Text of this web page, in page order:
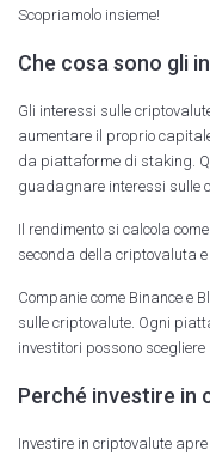
Scopriamolo insieme!
Che cosa sono gli
Gli interessi sulle
aumentare il proprio
da piattaforme di staking.
guadagnare interessi sulle
Il rendimento si calcola
seconda della criptovaluta
Companie come Binance e
sulle criptovalute. Ogni
investitori possono
Perché investire in
Investire in criptovalute